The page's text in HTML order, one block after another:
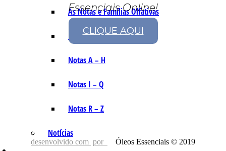
As Notas e Famílias Olfativas
Marketing Olfativo
Notas A – H
Notas I – Q
Notas R – Z
Notícias
Essenciais Online!
CLIQUE AQUI
desenvolvido com por Óleos Essenciais © 2019